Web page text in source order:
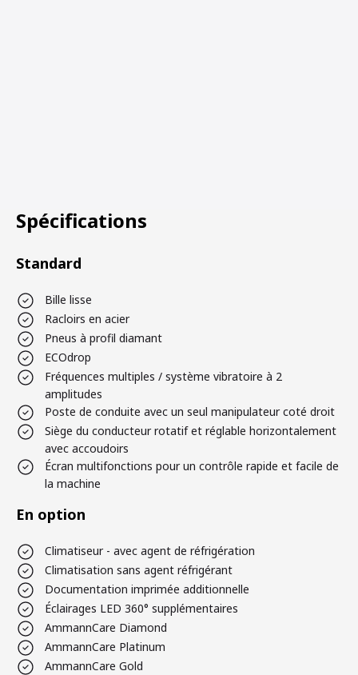
Spécifications
Standard
Bille lisse
Racloirs en acier
Pneus à profil diamant
ECOdrop
Fréquences multiples / système vibratoire à 2
amplitudes
Poste de conduite avec un seul manipulateur coté droit
Siège du conducteur rotatif et réglable horizontalement
avec accoudoirs
Écran multifonctions pour un contrôle rapide et facile de
la machine
En option
Climatiseur - avec agent de réfrigération
Climatisation sans agent réfrigérant
Documentation imprimée additionnelle
Éclairages LED 360° supplémentaires
AmmannCare Diamond
AmmannCare Platinum
AmmannCare Gold